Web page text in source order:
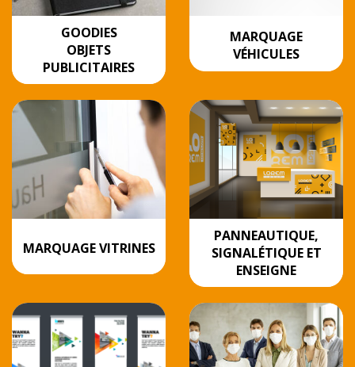
GOODIES
OBJETS
PUBLICITAIRES
MARQUAGE
VÉHICULES
MARQUAGE VITRINES
PANNEAUTIQUE,
SIGNALÉTIQUE ET
ENSEIGNE